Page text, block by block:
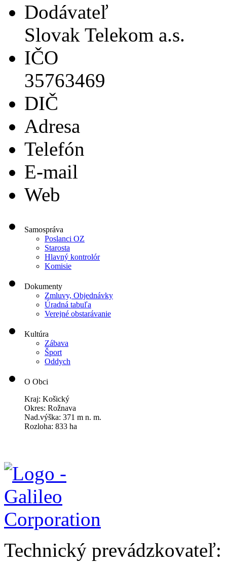
Dodávateľ
Slovak Telekom a.s.
IČO
35763469
DIČ
Adresa
Telefón
E-mail
Web
Samospráva
Poslanci OZ
Starosta
Hlavný kontrolór
Komisie
Dokumenty
Zmluvy, Objednávky
Úradná tabuľa
Verejné obstarávanie
Kultúra
Zábava
Šport
Oddych
O Obci
Kraj: Košický
Okres: Rožnava
Nad.výška: 371 m n. m.
Rozloha: 833 ha
Technický prevádzkovateľ: